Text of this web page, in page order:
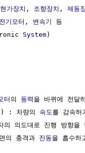
현가장치 , 조향장치 , 제동
전기모터 , 변속기
등
System)
터 의 동력 을 바퀴에 전달
) : 차량의 속도 를 감속하
의도대로 진행 방향을
충격과 진동을 흡수